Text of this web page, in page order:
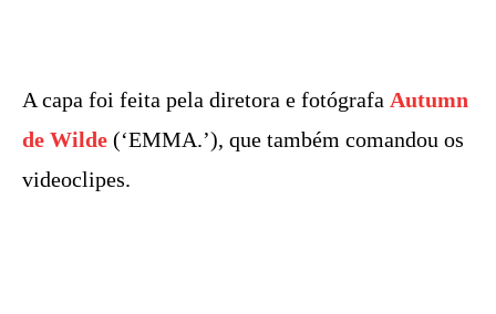
A capa foi feita pela diretora e fotógrafa Autumn
de Wilde (‘EMMA.’), que também comandou os
videoclipes.